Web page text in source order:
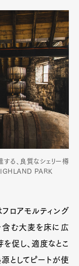
る、良質なシェリー樽
PARK
ロアモルティング
含む大麦を床に広
促し、適度なとこ
としてピートが使